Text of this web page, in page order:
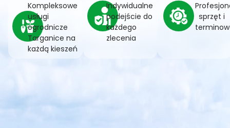
Kompleksowe
usługi
ogrodnicze
Targanice na
każdą kieszeń
Indywidualne
podejście do
każdego
zlecenia
sprzęt i